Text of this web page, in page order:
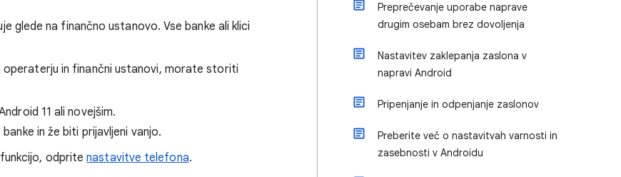
glede na finančno ustanovo. Vse banke ali klici
operaterju in finančni ustanovi, morate storiti
11 ali novejšim.
in že biti prijavljeni vanjo.
odpritenastavitve telefona.
Preprečevanje uporabe naprave
drugim osebam brez dovoljenja
Nastavitev zaklepanja zaslona v
napravi Android
Pripenjanje in odpenjanje zaslonov
Preberite več o nastavitvah varnosti in
zasebnosti v Androidu